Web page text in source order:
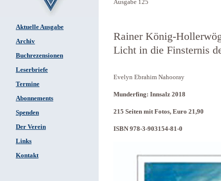
Aktuelle Ausgabe
Archiv
Buchrezensionen
Leserbriefe
Termine
Abonnements
Spenden
Der Verein
Links
Kontakt
Ausgabe 125
Rainer König-
Licht in die Finsternis
Evelyn Ebrahim Nahooray
Munderfing: Innsalz 2018
215 Seiten mit Fotos, Euro 21,90
ISBN 978-3-903154-81-0